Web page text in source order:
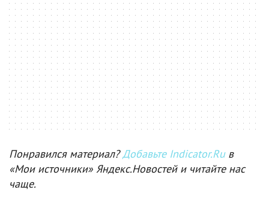
Понравился материал?Добавьте Indicator.Ruв
«Мои источники» Яндекс.Новостей и читайте нас
чаще.